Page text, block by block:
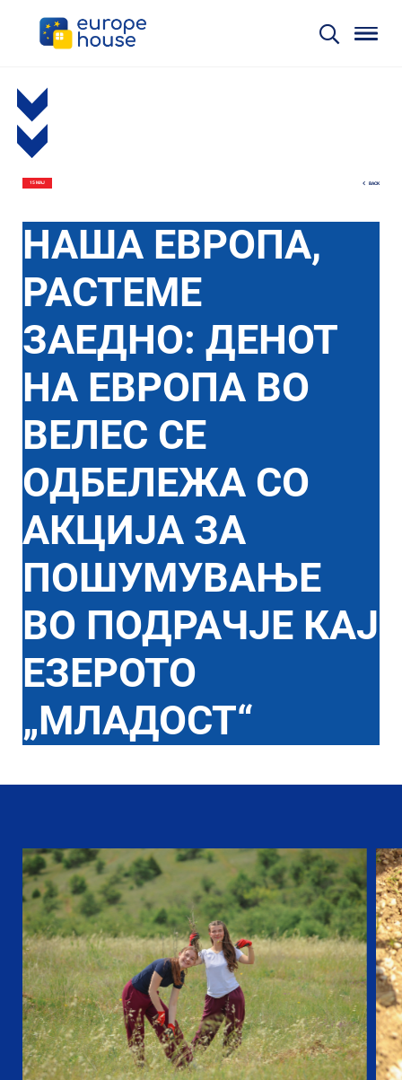
15 МАЈ BACK
НАША ЕВРОПА,
РАСТЕМЕ
ЗАЕДНО: ДЕНОТ
НА ЕВРОПА ВО
ВЕЛЕС СЕ
ОДБЕЛЕЖА СО
АКЦИЈА ЗА
ПОШУМУВАЊЕ
ВО ПОДРАЧЈЕ КАЈ
ЕЗЕРОТО
„МЛАДОСТ“